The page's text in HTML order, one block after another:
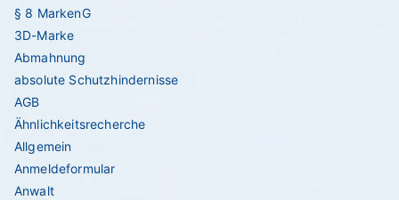
§ 8 MarkenG
3D-Marke
Abmahnung
absolute Schutzhindernisse
AGB
Ähnlichkeitsrecherche
Allgemein
Anmeldeformular
Anwalt